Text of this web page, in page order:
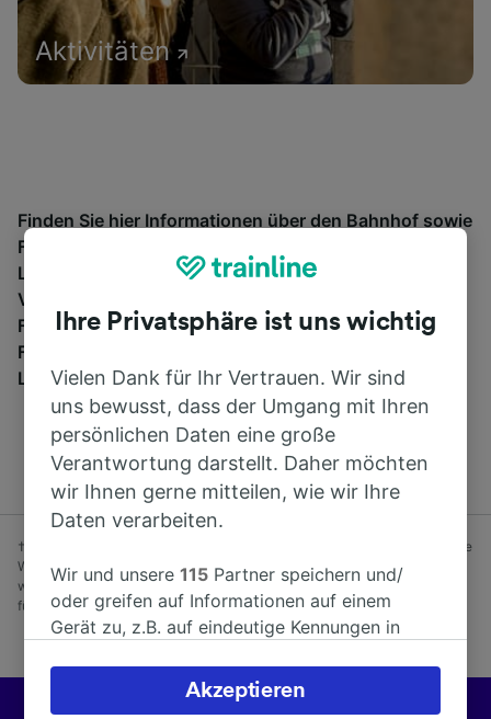
Aktivitäten
Finden Sie hier Informationen über den Bahnhof sowie
Fahrpläne und buchen Sie Bahntickets ab und nach
Les Forges-de-Clairvaux. Trainline bietet
Verbindungen von mehr als 270 Bahn- und
Fernbusunternehmen wieSNCFin 45 Ländern an.
Finden Sie mit Trainline die passende Verbindung ab
Les Forges-de-Clairvaux.
† Durchschnittliche Ersparnis bei Advance-Tarifen, die mindestens eine
Woche vor Abfahrt gebucht wurden, im Vergleich zu Anytime-Tarifen,
wenn Sie am Reisetag buchen. Nur solange der Vorrat reicht. Gilt nicht
für Bustickets.
Ihre Privatsphäre ist uns wichtig
Vielen Dank für Ihr Vertrauen. Wir sind
uns bewusst, dass der Umgang mit Ihren
persönlichen Daten eine große
Verantwortung darstellt. Daher möchten
wir Ihnen gerne mitteilen, wie wir Ihre
Daten verarbeiten.
Wir und unsere115 Partner speichern und/
oder greifen auf Informationen auf einem
Gerät zu, z.B. auf eindeutige Kennungen in
verarbeiten. Sie können Ihre Präferenzen
akzeptieren oder verwalten, einschließlich
Akzeptieren